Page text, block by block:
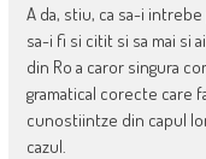
A da, stiu, ca sa-i
sa-i fi si citit si sa mai si
din Ro a caror singura
gramatical corecte care
cunostiintze din capul
cazul.